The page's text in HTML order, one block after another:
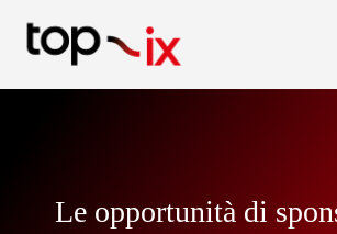
contenuto
Le opportunità di